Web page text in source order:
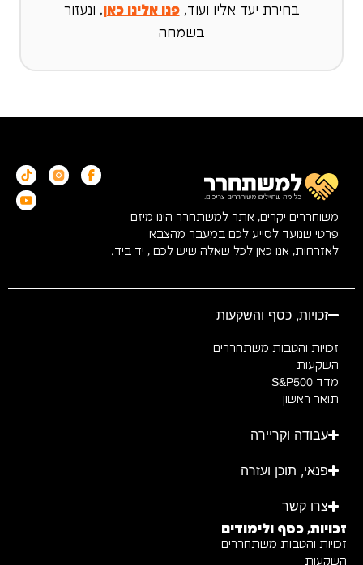
בחירת יעד אליו ועוד,פנו אלינו כאן, ונעזור
בשמחה
משוחררים יקרים, אתר למשתחרר הינו מיזם
פרטי שנועד לסייע לכם במעבר מהצבא
לאזרחות, אנו כאן לכל שאלה שיש לכם , יד ביד.
זכויות, כסף והשקעות
זכויות והטבות משתחררים
השקעות
מדד S&P500
תואר ראשון
עבודה וקריירה
פנאי, תוכן ועזרה
צרו קשר
זכויות, כסף ולימודים
זכויות והטבות משתחררים
השקעות